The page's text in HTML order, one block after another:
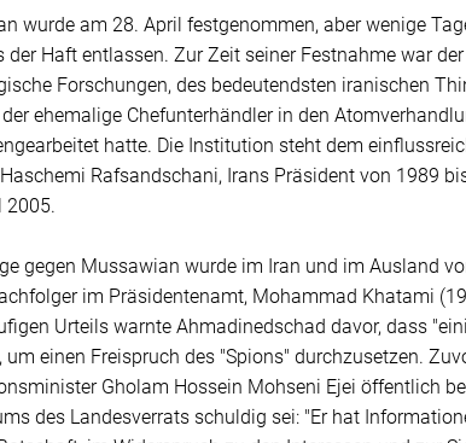
wurde am 28. April festgenommen, aber wenige
der Haft entlassen. Zur Zeit seiner Festnahme war
Forschungen, des bedeutendsten iranischen
ehemalige Chefunterhändler in den
hatte. Die Institution steht dem
Rafsandschani, Irans Präsident von 1989
2005.
gegen Mussawian wurde im Iran und im Ausland
im Präsidentenamt, Mohammad Khatami
Urteils warnte Ahmadinedschad davor, dass
um einen Freispruch des "Spions" durchzusetzen.
Gholam Hossein Mohseni Ejei öffentlich
des Landesverrats schuldig sei: "Er hat